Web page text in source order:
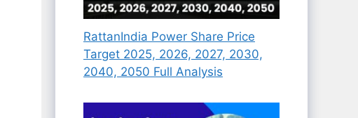
RattanIndia Power Share Price
Target 2025, 2026, 2027, 2030,
2040, 2050 Full Analysis